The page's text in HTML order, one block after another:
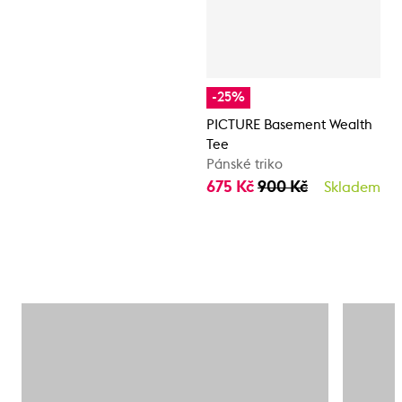
-25%
PICTURE Basement Wealth
Tee
Pánské triko
675 Kč 900 Kč Skladem